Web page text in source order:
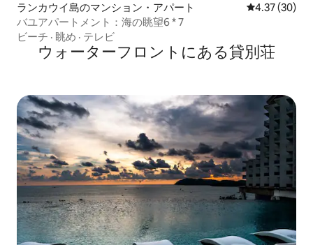
ランカウイ島のマンション・アパート レビュー30
4.37 (30)
バユアパートメント：海の眺望6 * 7
ビーチ · 眺め · テレビ
ウォーターフロントにある貸別荘